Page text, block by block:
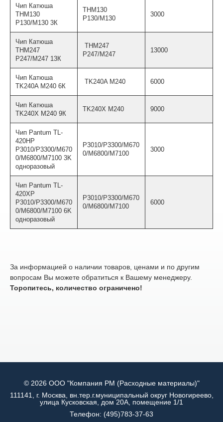
Чип Катюша
THM130
P130/M130 3К
THM130
P130/M130
3000
Чип Катюша
THM247
P247/M247 13К
THM247
P247/M247
13000
Чип Катюша
TK240A M240 6К
TK240A M240 6000
Чип Катюша
TK240X M240 9К
TK240X M240 9000
Чип Pantum TL-
420HP
P3010/P3300/M670
0/M6800/M7100 3K
одноразовый
P3010/P3300/M670
0/M6800/M7100
3000
Чип Pantum TL-
420XP
P3010/P3300/M670
0/M6800/M7100 6K
одноразовый
P3010/P3300/M670
0/M6800/M7100
6000
За информацией о наличии товаров, ценами и по другим
вопросам Вы можете обратиться к Вашему менеджеру.
Торопитесь, количество ограничено!
© 2026 ООО "Компания РМ (Расходные материалы)"
111141, г. Москва, вн.тер.г.муниципальный округ Новогиреево,
улица Кусковская, дом 20А, помещение 1/1
Телефон: (495)783-37-63